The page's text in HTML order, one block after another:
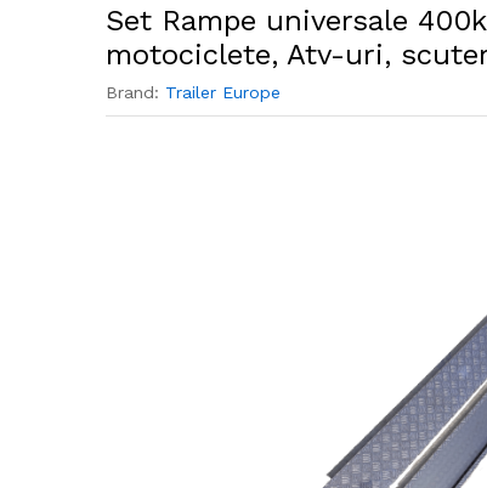
Set Rampe universale
motociclete, Atv-uri,
Brand: Trailer Europe